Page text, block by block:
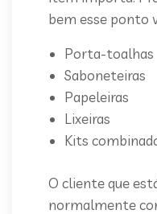
bem esse ponto
Porta-toalhas
Saboneteiras
Papeleiras
Lixeiras
Kits
O cliente que
normalmente